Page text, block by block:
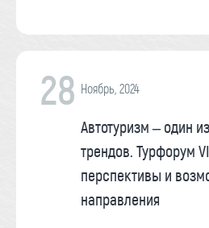
28 Ноябрь, 2024
Автотуризм – один
трендов. Турфорум
перспективы и
направления